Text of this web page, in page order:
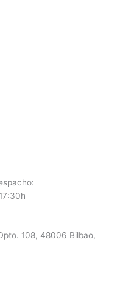
108, 48006 Bilbao,